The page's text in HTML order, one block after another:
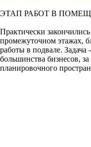
ЭТАП РАБОТ В
Практически
промежуточном этажах,
работы в подвале. Задача
большинства бизнесов,
планировочного